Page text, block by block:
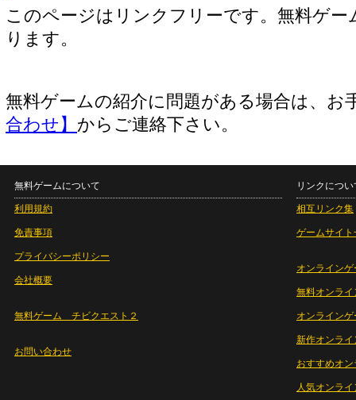
このページはリンクフリーです。無料ゲー
ります。
無料ゲームの紹介に問題がある場合は、お
合わせ】 からご連絡下さい。
無料ゲームについて
利用規約
免責事項
プライバシーポリシー
会社概要
無料ゲーム チビクエスト２
お問い合わせ
リンクについ
相互リンク集
ゲームサイト
オンラインゲ
無料オンライ
オンライン
新作オンライ
おすすめオ
人気オンラ